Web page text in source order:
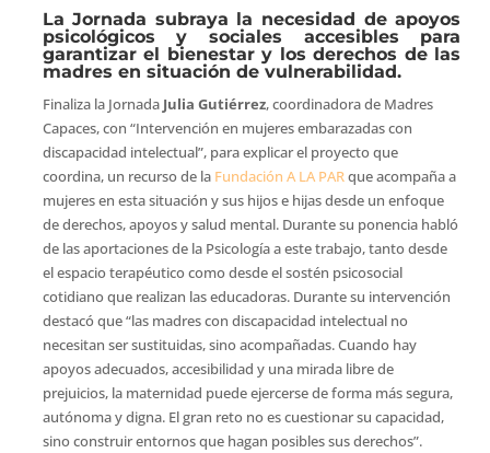
La Jornada subraya la necesidad de apoyos
psicológicos y sociales accesibles para
garantizar el bienestar y los derechos de las
madres en situación de vulnerabilidad.
Finaliza la Jornada Julia Gutiérrez, coordinadora de Madres
Capaces, con “Intervención en mujeres embarazadas con
discapacidad intelectual”, para explicar el proyecto que
coordina, un recurso de la Fundación A LA PARque acompaña a
mujeres en esta situación y sus hijos e hijas desde un enfoque
de derechos, apoyos y salud mental. Durante su ponencia habló
de las aportaciones de la Psicología a este trabajo, tanto desde
el espacio terapéutico como desde el sostén psicosocial
cotidiano que realizan las educadoras. Durante su intervención
destacó que “las madres con discapacidad intelectual no
necesitan ser sustituidas, sino acompañadas. Cuando hay
apoyos adecuados, accesibilidad y una mirada libre de
prejuicios, la maternidad puede ejercerse de forma más segura,
autónoma y digna. El gran reto no es cuestionar su capacidad,
sino construir entornos que hagan posibles sus derechos”.